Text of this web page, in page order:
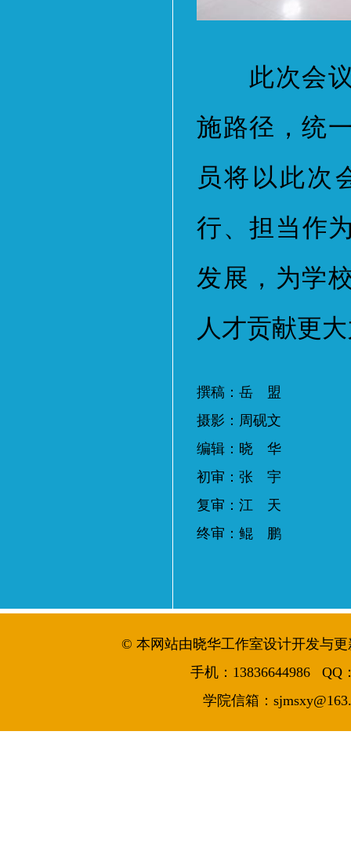
此次会议
施路径，统
员将以此次
行、担当作
发展，为学
人才贡献更
撰稿：岳 盟
摄影：周砚文
编辑：晓 华
初审：张 宇
复审：江 天
终审：鲲 鹏
© 本网站由晓华工作室设计开发与更
手机：13836644986 QQ
学院信箱：